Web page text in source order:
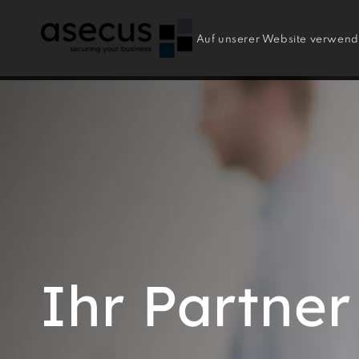
Ihr
Auf unserer Website